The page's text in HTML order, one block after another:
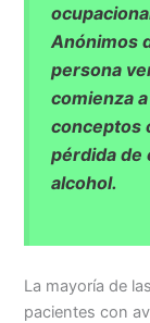
Anónimos
persona
comienza
conceptos
pérdida de
alcohol.
La mayoría de
pacientes con